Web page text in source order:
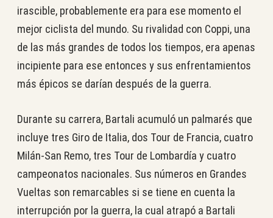
irascible, probablemente era para ese momento el
mejor ciclista del mundo. Su rivalidad con Coppi, una
de las más grandes de todos los tiempos, era apenas
incipiente para ese entonces y sus enfrentamientos
más épicos se darían después de la guerra.
Durante su carrera, Bartali acumuló un palmarés que
incluye tres Giro de Italia, dos Tour de Francia, cuatro
Milán-San Remo, tres Tour de Lombardía y cuatro
campeonatos nacionales. Sus números en Grandes
Vueltas son remarcables si se tiene en cuenta la
interrupción por la guerra, la cual atrapó a Bartali